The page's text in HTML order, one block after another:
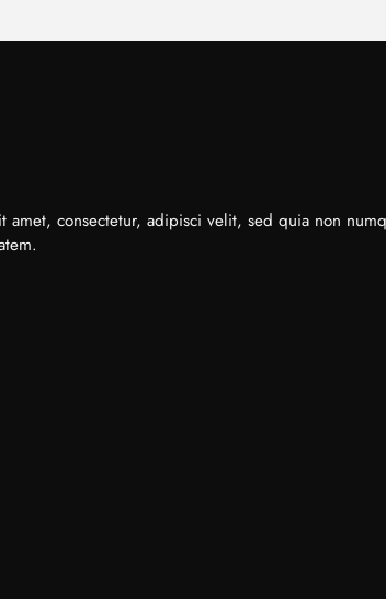
consectetur, adipisci velit, sed quia non